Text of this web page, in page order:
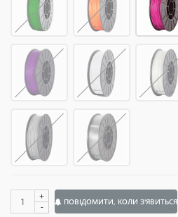
+
-
ПОВІДОМИТИ, КОЛИ З'ЯВИТЬСЯ